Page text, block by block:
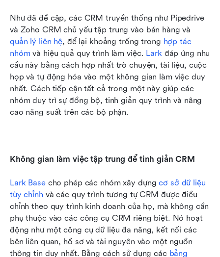
Như đã đề cập, các CRM truyền thống như Pipedrive
quản lý liên hệ, để lại khoảng trống trong hợp tác
nhóm và hiệu quả quy trình làm việc. Lark đáp ứng nhu
cầu này bằng cách hợp nhất trò chuyện, tài liệu, cuộc
họp và tự động hóa vào một không gian làm việc duy
nhất. Cách tiếp cận tất cả trong một này giúp các
nhóm duy trì sự đồng bộ, tinh giản quy trình và nâng
cao năng suất trên các bộ phận.
Không gian làm việc tập trung để tinh giản CRM
Lark Base cho phép các nhóm xây dựng cơ sở dữ liệu
tùy chỉnh và các quy trình tương tự CRM được điều
chỉnh theo quy trình kinh doanh của họ, mà không cần
phụ thuộc vào các công cụ CRM riêng biệt. Nó hoạt
động như một công cụ dữ liệu đa năng, kết nối các
bên liên quan, hồ sơ và tài nguyên vào một nguồn
thông tin duy nhất. Bằng cách sử dụng các bảng